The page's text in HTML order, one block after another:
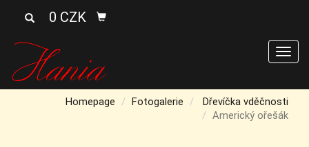
0 CZK
Homepage Fotogalerie
Dřevíčka vděčnosti
Americký ořešák